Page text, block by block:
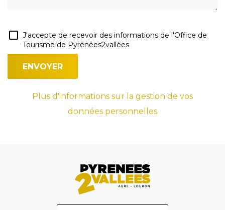
J'accepte de recevoir des informations de l'Office de
Tourisme de Pyrénées2vallées
Plus d'informations sur la gestion de vos
données personnelles